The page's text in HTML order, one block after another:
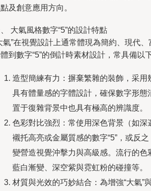
及創意應用方向。
大氣風格數字“5”的設計特點
氣”在視覺設計上通常體現為簡約、現代
到數字“5”的倒計時素材設計，常具備以
造型簡練有力：摒棄繁雜的裝飾，采用
具有體量感的字體設計，確保數字形態
置于復雜背景中也具有極高的辨識度。
色彩對比強烈：常使用深色背景（如深
襯托高亮或金屬質感的數字“5”，或反
變營造視覺沖擊力與高級感。流行的色
藍白漸變、深空紫與霓虹粉的碰撞等。
材質與光效的巧妙結合：為增強“大氣”